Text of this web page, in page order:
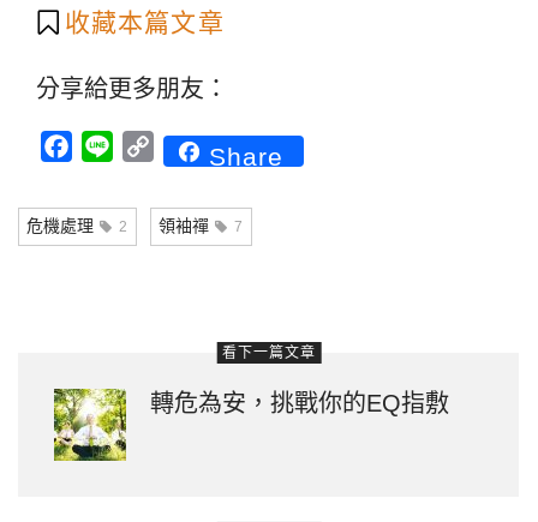
收藏本篇文章
分享給更多朋友：
Facebook
Line CopyShare
危機處理 2 領袖禪 7
看下一篇文章
轉危為安，挑戰你的EQ指敷